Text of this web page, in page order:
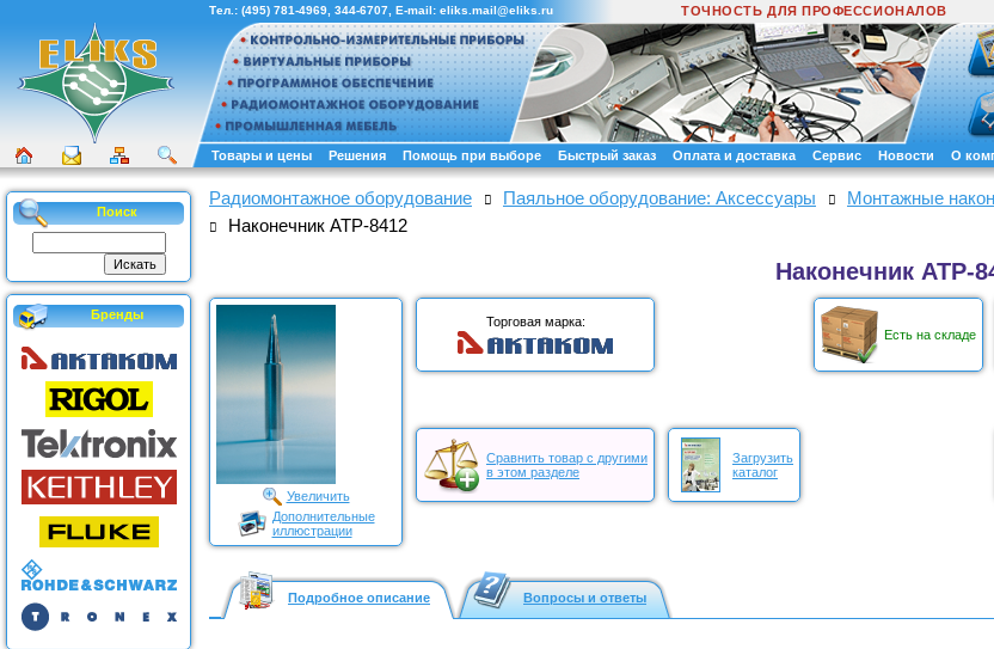
Тел.: (495) 781-4969 344-6707 , E-mail: eliks.mail@eliks.ru ТОЧНОСТЬ ДЛЯ ПРОФЕССИОНАЛОВ
Товары и цены Решения Помощь при выборе Быстрый заказ Оплата и доставка Сервис Новости О
Поиск
Бренды
Радиомонтажное оборудование Паяльное оборудование: Аксессуары
Монтажные
Наконечник АТР-8412
Наконечник АТР-
Увеличить
Дополнительные
иллюстрации
Торговая марка:
Есть на складе
Сравнить товар с другими
в этом разделе
Загрузить
каталог
Подробное описание Вопросы и ответы